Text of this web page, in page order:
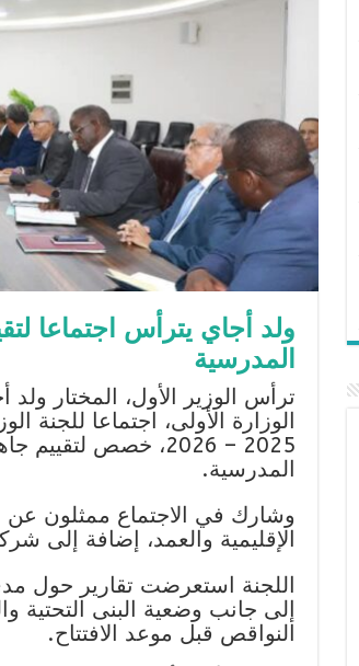
ولد أجاي يترأس اجتماعا
المدرسية
ترأس الوزير الأول، المختار
الوزارة الأولى، اجتماعا للجنة
2025 – 2026، خصص
المدرسية.
وشارك في الاجتماع ممثلون عن
الإقليمية والعمد، إضافة إلى
اللجنة استعرضت تقارير حول
إلى جانب وضعية البنى التحتية
النواقص قبل موعد الافتتاح.